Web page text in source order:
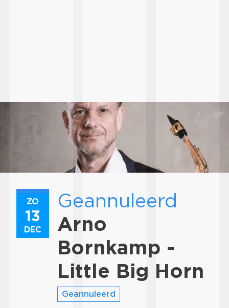
ZO
13
DEC
Geannuleerd
Arno
Bornkamp -
Little Big Horn
Geannuleerd